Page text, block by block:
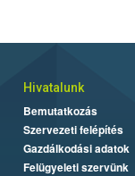
Hivatalunk
Bemutatkozás
Szervezeti felépítés
Gazdálkodási adatok
Felügyeleti szervünk